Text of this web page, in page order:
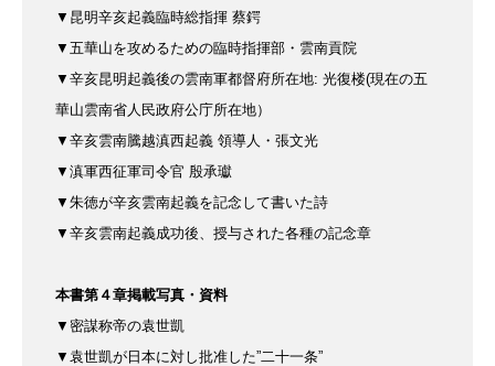
▼昆明辛亥起義臨時総指揮 蔡鍔
▼五華山を攻めるための臨時指揮部・雲南貢院
▼辛亥昆明起義後の雲南軍都督府所在地: 光復楼(現在の五
華山雲南省人民政府公庁所在地）
▼辛亥雲南騰越滇西起義 領導人・張文光
▼滇軍西征軍司令官 殷承瓛
▼朱徳が辛亥雲南起義を記念して書いた詩
▼辛亥雲南起義成功後、 授与された各種の記念章
本書第４章掲載写真・資料
▼密謀称帝の袁世凱
▼袁世凱が日本に対し批准した”二十一条”